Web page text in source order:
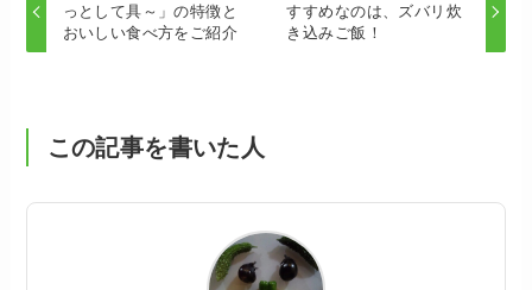
っとして具～」の特徴と
おいしい食べ方をご紹介
すすめなのは、ズバリ炊
き込みご飯！
この記事を書いた人